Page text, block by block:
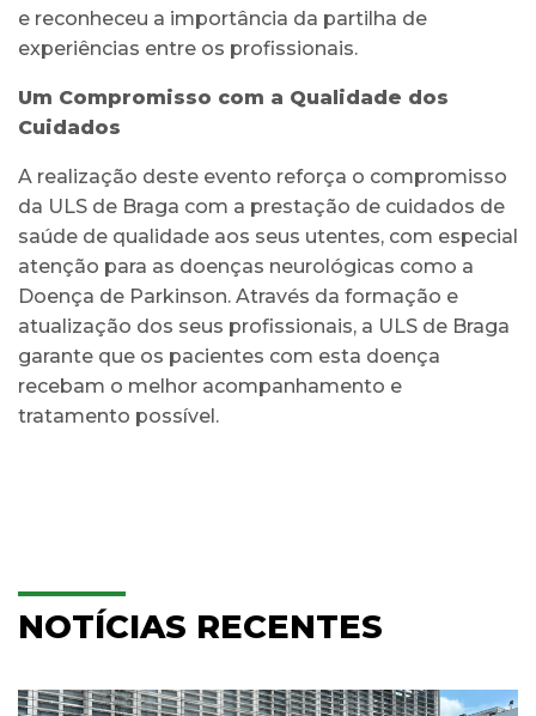
e reconheceu a importância da partilha de
experiências entre os profissionais.
Um Compromisso com a Qualidade dos
Cuidados
A realização deste evento reforça o compromisso
da ULS de Braga com a prestação de cuidados de
saúde de qualidade aos seus utentes, com especial
atenção para as doenças neurológicas como a
Doença de Parkinson. Através da formação e
atualização dos seus profissionais, a ULS de Braga
garante que os pacientes com esta doença
recebam o melhor acompanhamento e
tratamento possível.
NOTÍCIAS RECENTES